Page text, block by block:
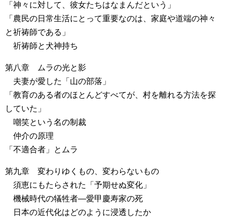
「神々に対して、彼女たちはなまんだという」
「農民の日常生活にとって重要なのは、家庭や道端の神々
と祈祷師である」
祈祷師と犬神持ち
第八章 ムラの光と影
夫妻が愛した「山の部落」
「教育のある者のほとんどすべてが、村を離れる方法を探
していた」
嘲笑という名の制裁
仲介の原理
「不適合者」とムラ
第九章 変わりゆくもの、変わらないもの
須恵にもたらされた「予期せぬ変化」
機械時代の犠牲者―愛甲慶寿家の死
日本の近代化はどのように浸透したか